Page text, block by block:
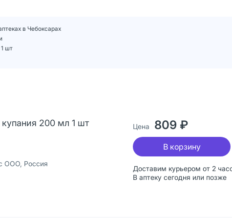
в Чебоксарах
шт
200 мл 1 шт
ООО, Россия
Доставим курьером от 2
В аптеку сегодня или позже
Цена 809 ₽
В корзину